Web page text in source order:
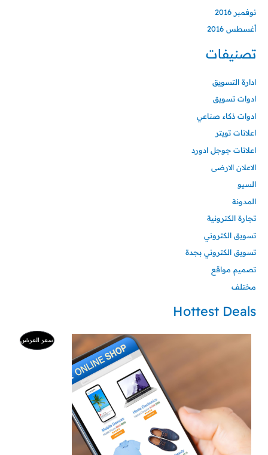
نوفمبر 2016
أغسطس 2016
تصنيفات
ادارة التسويق
ادوات تسويق
ادوات ذكاء صناعي
اعلانات تويتر
اعلانات جوجل ادورد
الاعلان الارضى
السيو
المدونة
تجارة الكترونية
تسويق الكتروني
تسويق الكتروني بجدة
تصميم مواقع
مختلف
Hottest Deals
سعر العرضمنتج